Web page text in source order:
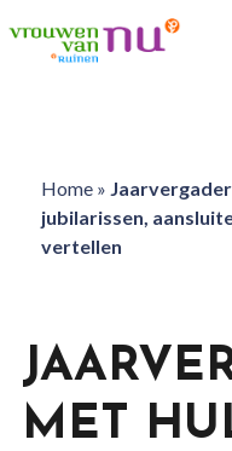
Home»
jubilarissen,
vertellen
MET